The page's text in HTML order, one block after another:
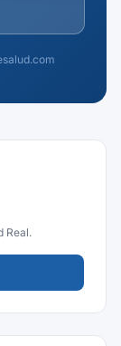
Real.